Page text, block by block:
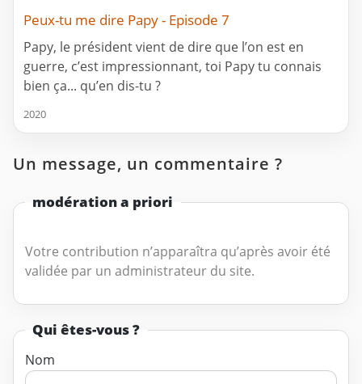
Peux-tu me dire Papy - Episode 7
Papy, le président vient de dire que l’on est en
guerre, c’est impressionnant, toi Papy tu connais
bien ça... qu’en dis-tu ?
2020
Un message, un commentaire ?
modération a priori
Votre contribution n’apparaîtra qu’après avoir été
validée par un administrateur du site.
Qui êtes-vous ?
Nom